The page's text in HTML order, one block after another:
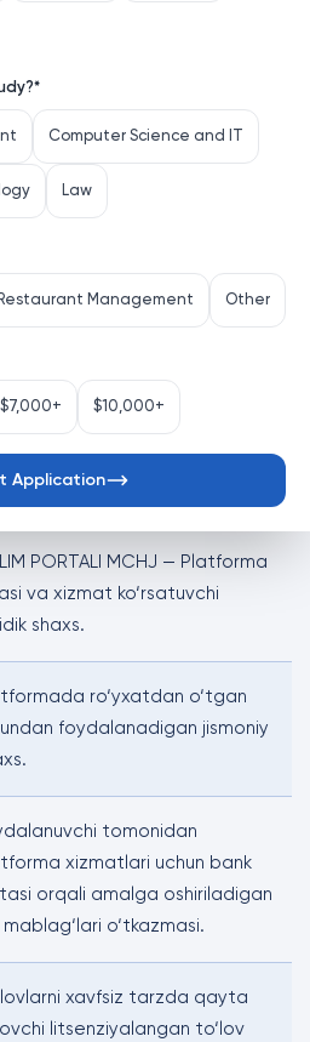
*
Computer Science and IT
Law
Management Other
$7,000+ $10,000+
Application
matnda — “Oferta”)
Oferta shartlariga to‘liq va
PORTALI MCHJ tomonidan
xalqaro ta’lim
onlayn tarzda taqdim
veb-sayt va mobil ilova.
PORTALI MCHJ — Platforma
va xizmat ko‘rsatuvchi
shaxs.
ro‘yxatdan o‘tgan
foydalanadigan jismoniy
tomonidan
xizmatlari uchun bank
orqali amalga oshiriladigan
mablag‘lari o‘tkazmasi.
xavfsiz tarzda qayta
litsenziyalangan to‘lov